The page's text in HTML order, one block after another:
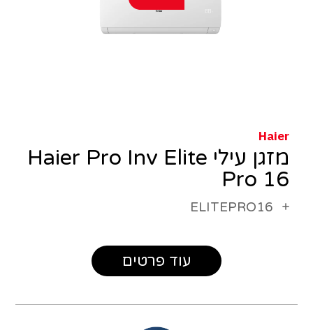
Haier
מזגן עילי Haier Pro Inv Elite
Pro 16
ELITEPRO16
עוד פרטים